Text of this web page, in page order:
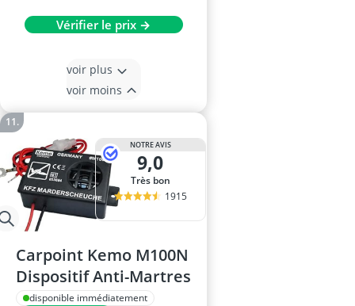
Vérifier le prix →
voir plus
voir moins
NOTRE AVIS
9,0
Très bon
1915
Carpoint Kemo M100N
Dispositif Anti-Martres
disponible immédiatement